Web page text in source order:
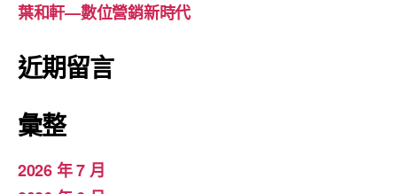
葉和軒—數位營銷新時代
近期留言
彙整
2026 年 7 月